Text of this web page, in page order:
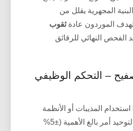
المجهرية يقلل من
الموردون عادةثقوب
الفحص النهائي للرقائق
– التحكم الوظيفي
استخدام المذيبات أو الأنظمة
المائية; طلاء الوزن التوحيد أمر بالغ الأهمية (±5%